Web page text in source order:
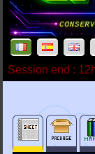
Session end :